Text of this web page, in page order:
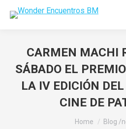
CARMEN MACHI
SÁBADO EL
LA IV EDICIÓN
CINE DE
Home
Blog /